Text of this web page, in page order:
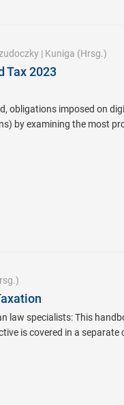
| Kuniga (Hrsg.)
Tax 2023
obligations imposed on
by examining the most
law specialists: This
is covered in a separate